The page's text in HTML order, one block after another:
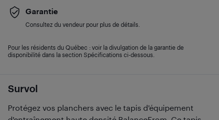
Survol
Protégez vos planchers avec le tapis d'équipement
Garantie
Consultez du vendeur pour plus de détails.
Pour les résidents du Québec : voir la divulgation de la garantie de
disponibilité dans la section Spécifications ci-dessous.